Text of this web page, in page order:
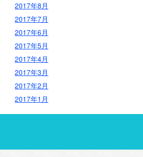
2017年8月
2017年7月
2017年6月
2017年5月
2017年4月
2017年3月
2017年2月
2017年1月